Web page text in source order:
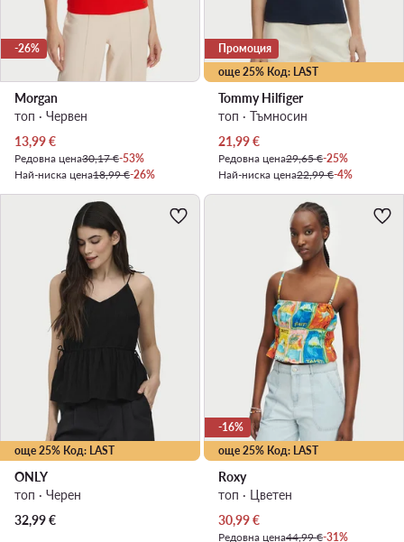
-26%
Morgan
топ · Червен
Актуална цена
13,99€
Редовна цена30,17 €-53%
Най-ниска цена18,99 €-26%
още 25% Код: LAST
Промоция
Tommy Hilfiger
топ · Тъмносин
Актуална цена
21,99€
Редовна цена29,65 €-25%
Най-ниска цена22,99 €-4%
още 25% Код: LAST
ONLY
топ · Черен
32,99€
още 25% Код: LAST
-16%
Roxy
топ · Цветен
Актуална цена
30,99€
Редовна цена44,99 €-31%